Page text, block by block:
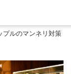
お
フー
プルのマンネリ対策